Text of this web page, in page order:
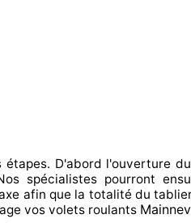
étapes. D'abord l'ouverture
spécialistes pourront
afin que la totalitédu
vos volets roulants